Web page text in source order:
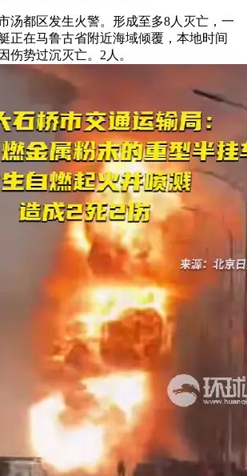
都区发生火警。形成至多8人灭亡，一
正在马鲁古省附近海域倾覆，本地时间
伤势过沉灭亡。2人。